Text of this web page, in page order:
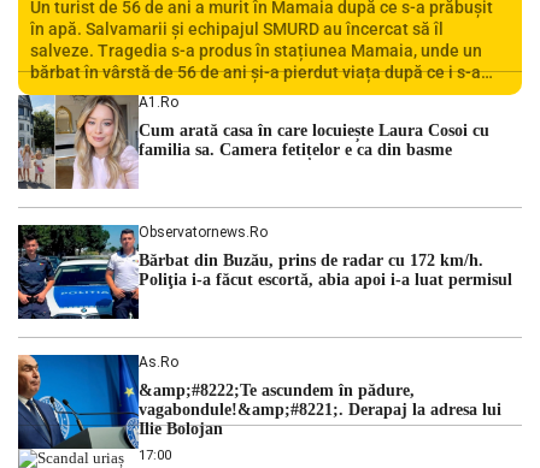
Un turist de 56 de ani a murit în Mamaia după ce s-a prăbușit
în apă. Salvamarii și echipajul SMURD au încercat să îl
salveze. Tragedia s-a produs în stațiunea Mamaia, unde un
bărbat în vârstă de 56 de ani și-a pierdut viața după ce i s-a
făcut rău în timp ce se afla în […]
A1.ro
Cum arată casa în care locuiește Laura Cosoi cu
familia sa. Camera fetițelor e ca din basme
Observatornews.ro
Bărbat din Buzău, prins de radar cu 172 km/h.
Poliţia i-a făcut escortă, abia apoi i-a luat permisul
As.ro
&amp;#8222;Te ascundem în pădure,
vagabondule!&amp;#8221;. Derapaj la adresa lui
Ilie Bolojan
17:00